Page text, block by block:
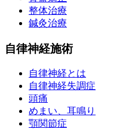
整体治療
鍼灸治療
自律神経施術
自律神経とは
自律神経失調症
頭痛
めまい、耳鳴り
顎関節症